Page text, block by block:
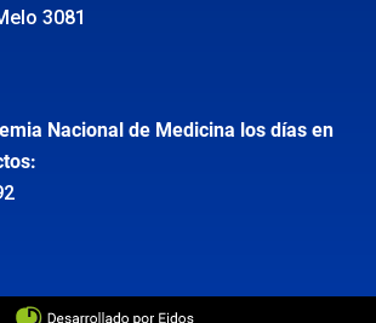
3081
Nacional de Medicina los días en